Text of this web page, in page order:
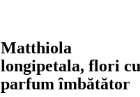
Matthiola
longipetala, flori cu
parfum ȋmbătător